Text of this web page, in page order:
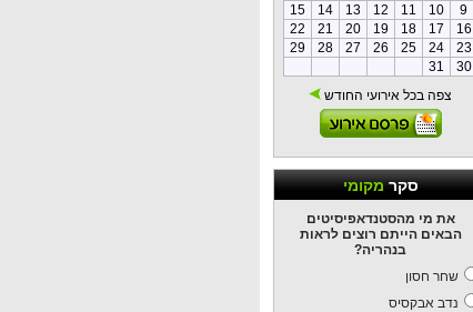
9
10
11
12
13
14
15
16
17
18
19
20
21
22
23
24
25
26
27
28
29
30
31
צפה בכל אירועי החודש
סקרמקומי
את מי מהסטנדאפיסיטים
הבאים הייתם רוצים לראות
בנהריה?
שחר חסון
נדב אבקסיס